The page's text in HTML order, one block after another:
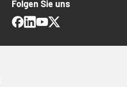
Folgen Sie uns